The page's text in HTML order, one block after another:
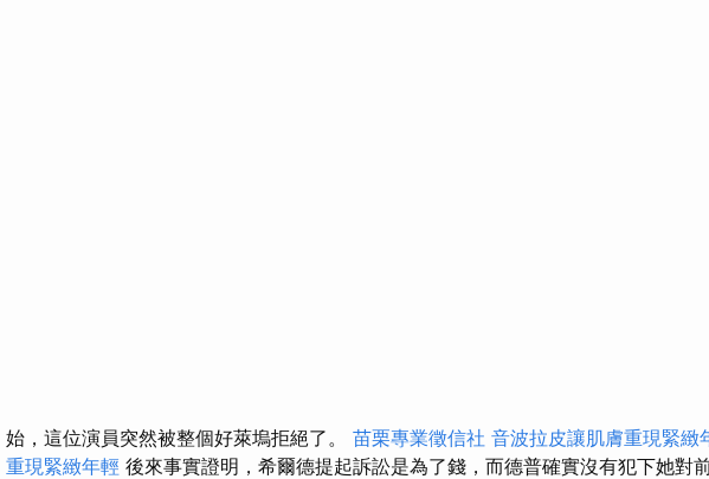
始，這位演員突然被整個好萊塢拒絕了。 苗栗專業徵信社 音波拉皮讓肌膚重現緊緻
重現緊緻年輕 後來事實證明，希爾德提起訴訟是為了錢，而德普確實沒有犯下她對